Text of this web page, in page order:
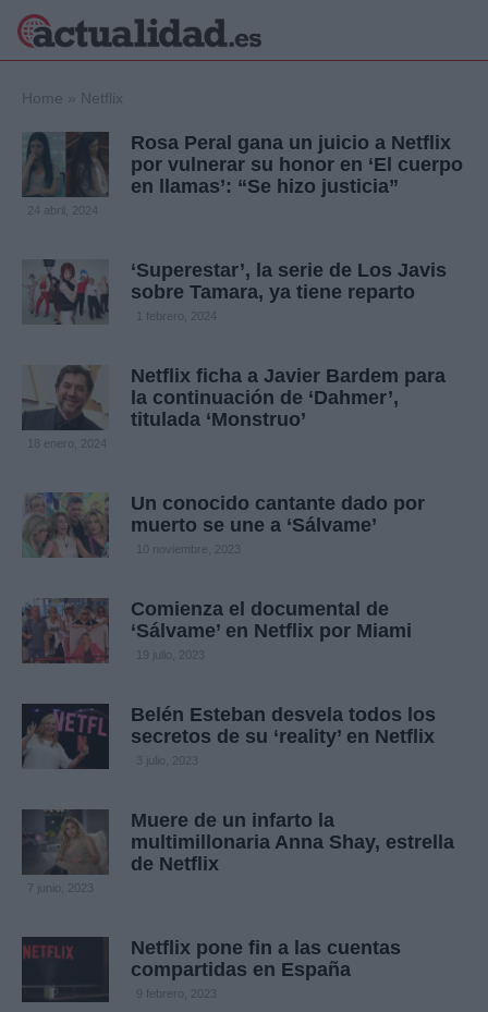
Política
Economía
Viajes
Ciencia y
Deportes
Gente
Musica
Home » Netflix
Rosa Peral gana un juicio a Netflix
por vulnerar su honor en ‘El cuerpo
en llamas’: “Se hizo justicia”
24 abril, 2024
‘Superestar’, la serie de Los Javis
sobre Tamara, ya tiene reparto
1 febrero, 2024
Netflix ficha a Javier Bardem para
la continuación de ‘Dahmer’,
titulada ‘Monstruo’
18 enero, 2024
Un conocido cantante dado por
muerto se une a ‘Sálvame’
10 noviembre, 2023
Comienza el documental de
‘Sálvame’ en Netflix por Miami
19 julio, 2023
Belén Esteban desvela todos los
secretos de su ‘reality’ en Netflix
3 julio, 2023
Muere de un infarto la
multimillonaria Anna Shay, estrella
de Netflix
7 junio, 2023
Netflix pone fin a las cuentas
compartidas en España
9 febrero, 2023